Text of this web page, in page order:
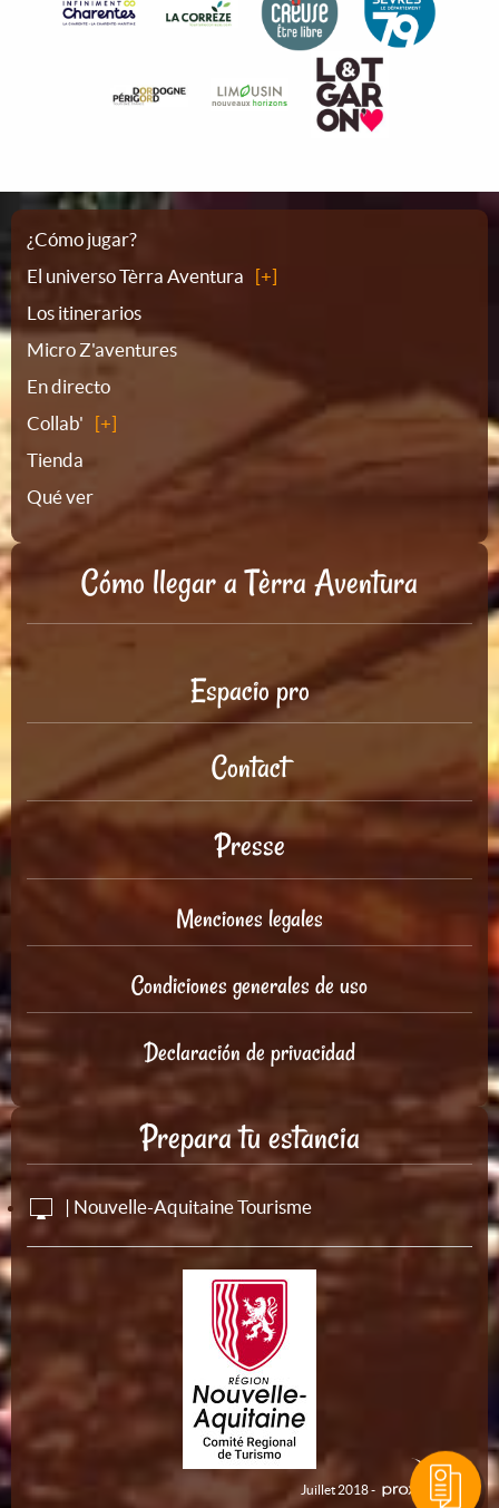
Plano
del
sitio
¿Cómo jugar?
El universo Tèrra Aventura
Los itinerarios
Micro Z'aventures
En directo
Collab'
Tienda
Qué ver
Cómo llegar a Tèrra Aventura
Espacio pro
Contact
Presse
Menciones legales
Condiciones generales de uso
Declaración de privacidad
Prepara tu estancia
| Nouvelle-Aquitaine Tourisme
Juillet 2018 -